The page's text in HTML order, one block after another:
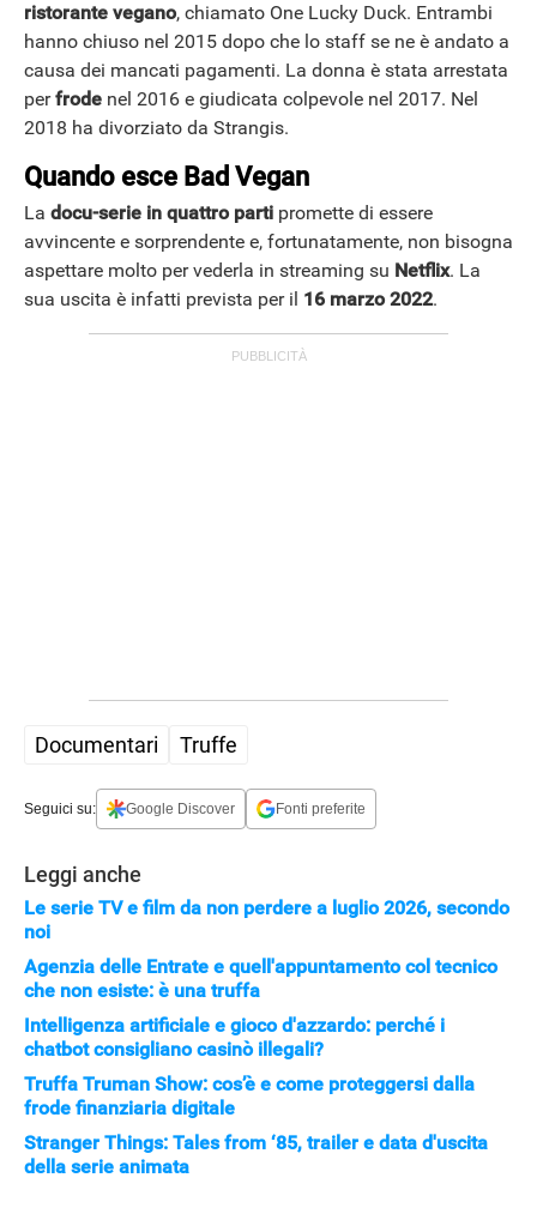
STREAMING E SERIE TV
ristorante vegano, chiamato One Lucky Duck. Entrambi
hanno chiuso nel 2015 dopo che lo staff se ne è andato a
causa dei mancati pagamenti. La donna è stata arrestata
perfrode nel 2016 e giudicata colpevole nel 2017. Nel
2018 ha divorziato da Strangis.
Quando esce Bad Vegan
La docu-serie in quattro parti promette di essere
avvincente e sorprendente e, fortunatamente, non bisogna
aspettare molto per vederla in streaming su Netflix. La
sua uscita è infatti prevista per il 16 marzo 2022.
Documentari Truffe
Seguici su: Google Discover Fonti preferite
Leggi anche
Le serie TV e film da non perdere a luglio 2026, secondo
noi
Agenzia delle Entrate e quell'appuntamento col tecnico
che non esiste: è una truffa
Intelligenza artificiale e gioco d'azzardo: perché i
chatbot consigliano casinò illegali?
Truffa Truman Show: cos’è e come proteggersi dalla
frode finanziaria digitale
Stranger Things: Tales from ‘85, trailer e data d'uscita
della serie animata